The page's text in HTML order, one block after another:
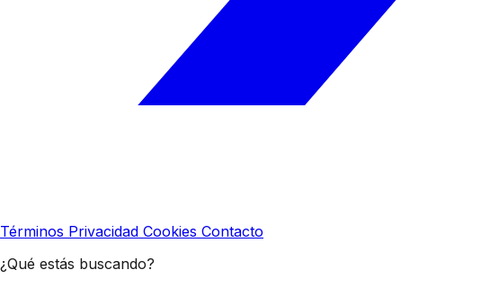
Términos Privacidad Cookies Contacto
¿Qué estás buscando?